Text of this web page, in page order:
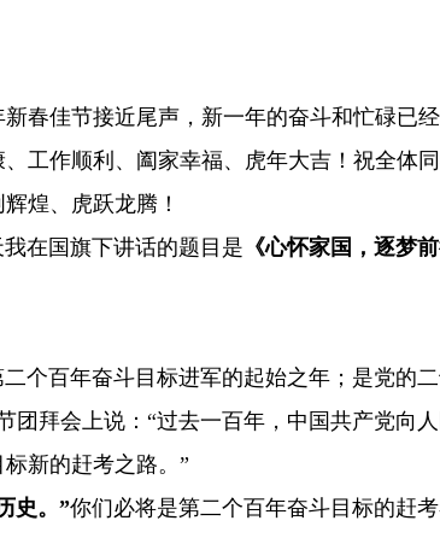
春佳节接近尾声，新一年的奋斗和忙碌已
工作顺利、阖家幸福、虎年大吉！祝全体
煌、虎跃龙腾！
在国旗下讲话的题目是 《心怀家国，逐梦
个百年奋斗目标进军的起始之年；是党的
团拜会上说：“过去一百年，中国共产党向
新的赶考之路。”
史。”你们必将是第二个百年奋斗目标的赶